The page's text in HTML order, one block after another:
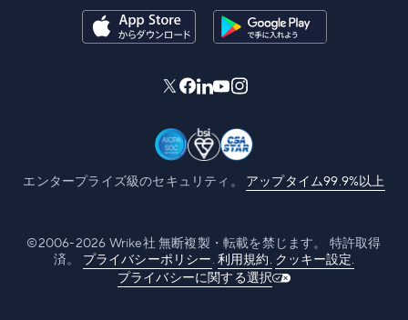
エンタープライズ級のセキュリティ。 アップタイム99.9%以上
©2006-2026 Wrike社 無断複製・転載を禁じます。 特許取得
済。 プライバシーポリシー. 利用規約. クッキー設定.
プライバシーに関する選択